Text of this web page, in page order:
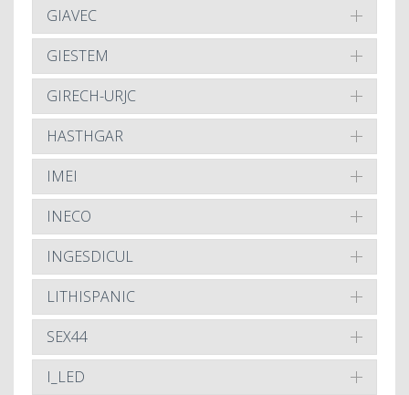
GIAVEC
GIESTEM
GIRECH-URJC
HASTHGAR
IMEI
INECO
INGESDICUL
LITHISPANIC
SEX44
I_LED